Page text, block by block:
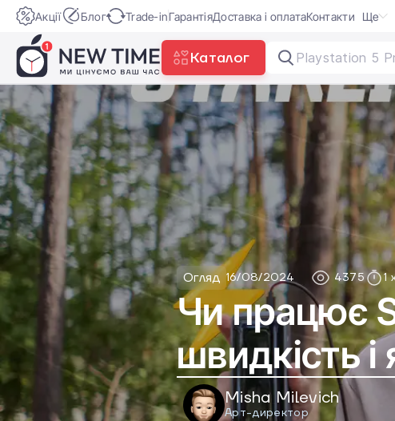
Акції Блог Trade-inГарантіяДоставка і оплатаКонтакти Ще
Каталог Playstatio
Огляд 16/08/2024 4375 1
Чи працює
швидкість і
Misha Milevich
Арт-директор